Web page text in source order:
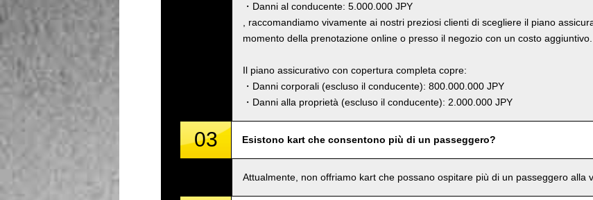
・Danni al conducente: 5.000.000 JPY
, raccomandiamo vivamente ai nostri preziosi clienti di scegliere il piano
momento della prenotazione online o presso il negozio con un costo aggiuntivo.
Il piano assicurativo con copertura completa copre:
・Danni corporali (escluso il conducente): 800.000.000 JPY
・Danni alla proprietà (escluso il conducente): 2.000.000 JPY
03 Esistono kart che consentono più di un passeggero?
Attualmente, non offriamo kart che possano ospitare più di un passeggero alla